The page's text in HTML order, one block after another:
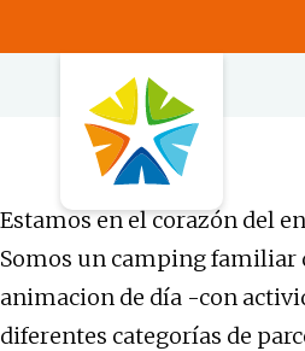
Estamos en el corazón del
Somos un camping familiar
animacion de día -con
diferentes categorías de